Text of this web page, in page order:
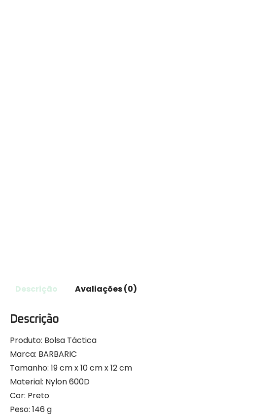
Descrição Avaliações (0)
Descrição
Produto: Bolsa Táctica
Marca: BARBARIC
Tamanho: 19 cm x 10 cm x 12 cm
Material: Nylon 600D
Cor: Preto
Peso: 146 g